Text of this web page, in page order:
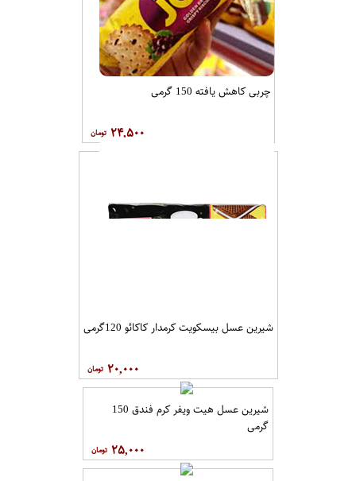
چربی کاهش یافته 150 گرمی
۲۴,۵۰۰
شیرین عسل بیسکویت کرمدار کاکائو 120گرمی
۲۰,۰۰۰
شیرین عسل هیت ویفر کرم فندق 150
گرمی
۲۵,۰۰۰